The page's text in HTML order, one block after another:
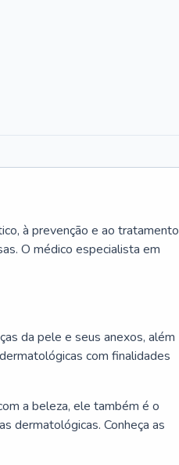
à prevenção e ao tratamento
O médico especialista em
da pele e seus anexos, além
com finalidades
a beleza, ele também é o
dermatológicas. Conheça as